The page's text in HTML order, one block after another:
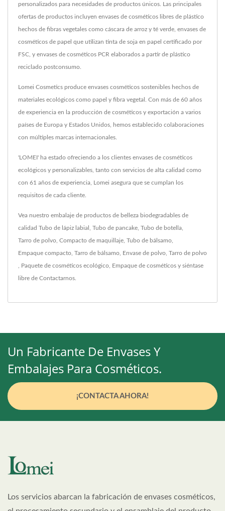
personalizados para necesidades de productos únicos. Las principales
ofertas de productos incluyen envases de cosméticos libres de plástico
hechos de fibras vegetales como cáscara de arroz y té verde, envases de
cosméticos de papel que utilizan tinta de soja en papel certificado por
FSC, y envases de cosméticos PCR elaborados a partir de plástico
reciclado postconsumo.
Lomei Cosmetics produce envases cosméticos sostenibles hechos de
materiales ecológicos como papel y fibra vegetal. Con más de 60 años
de experiencia en la producción de cosméticos y exportación a varios
países de Europa y Estados Unidos, hemos establecido colaboraciones
con múltiples marcas internacionales.
'LOMEI' ha estado ofreciendo a los clientes envases de cosméticos
ecológicos y personalizables, tanto con servicios de alta calidad como
con 61 años de experiencia, Lomei asegura que se cumplan los
requisitos de cada cliente.
Vea nuestro embalaje de productos de belleza biodegradables de
calidad Tubo de lápiz labial Tubo de pancake Tubo de botella
Tarro de polvo Compacto de maquillaje Tubo de bálsamo
Empaque compacto Tarro de bálsamo Envase de polvo Tarro de polvo
Paquete de cosméticos ecológico Empaque de cosméticos y siéntase
libre de Contactarnos
Un Fabricante De Envases Y
Embalajes Para Cosméticos.
¡CONTACTA AHORA!
Los servicios abarcan la fabricación de envases cosméticos,